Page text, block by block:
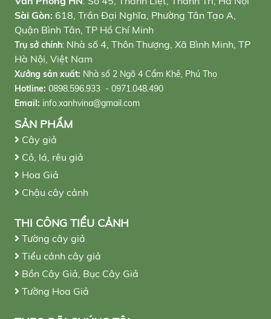
Sài Gòn: 618, Trần Đại Nghĩa, Phường Tân Tạo A,
Quận Bình Tân, TP Hồ Chí Minh
Trụ sở chính: Nhà số 4, Thôn Thượng, Xã Bình Minh, TP
Hà Nội, Việt Nam
Xưởng sản xuất: Nhà số 2 Ngõ 4 Cẩm Khê, Phú Thọ
Hotline: 0898.596.933 - 0971.048.490
Email: info.xanhvina@gmail.com
SẢN PHẨM
Cây giả
Cỏ, lá, rêu giả
Hoa Giả
Chậu cây cảnh
THI CÔNG TIỂU CẢNH
Tường cây giả
Tiểu cảnh cây giả
Bồn Cây Giả, Bục Cây Giả
Tường Hoa Giả